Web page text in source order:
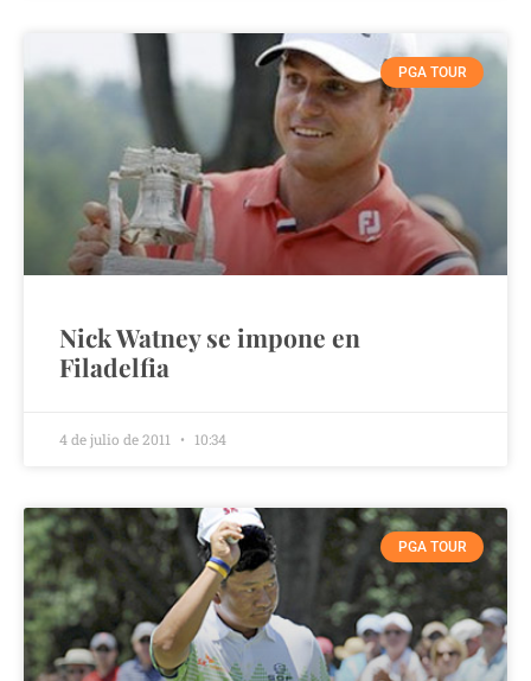
PGA TOUR
Nick Watney se impone en
Filadelfia
4 de julio de 2011 10:34
PGA TOUR